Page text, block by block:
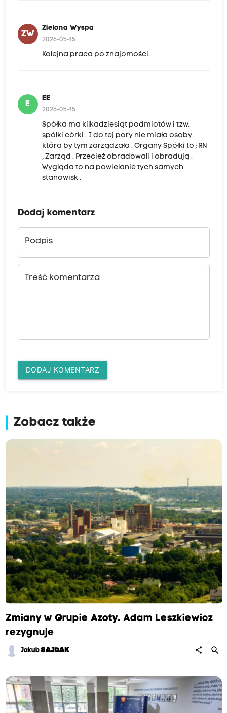
ZW
Zielona Wyspa
2026-05-15
Kolejna praca po znajomości.
E
EE
2026-05-15
Spółka ma kilkadziesiąt podmiotów i tzw.
spółki córki . I do tej pory nie miała osoby
która by tym zarządzała . Organy Spółki to ; RN
, Zarząd . Przecież obradowali i obradują .
Wygląda to na powielanie tych samych
stanowisk .
Dodaj komentarz
Podpis
Treść komentarza
DODAJ KOMENTARZ
Zobacz także
Zmiany w Grupie Azoty. Adam Leszkiewicz
rezygnuje
JakubSAJDAK share search